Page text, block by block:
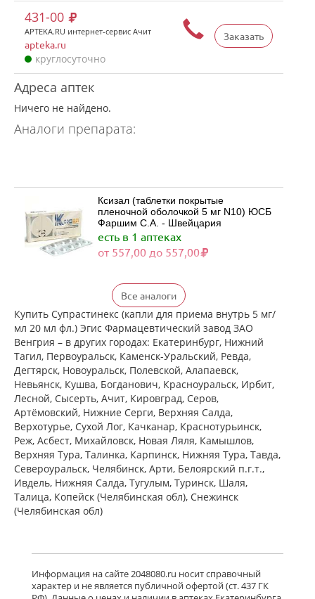
Заказать
431-00
APTEKA.RU интернет-сервис Ачит
apteka.ru
круглосуточно
Адреса аптек
Ничего не найдено.
Аналоги препарата:
Ксизал (таблетки покрытые
пленочной оболочкой 5 мг N10) ЮСБ
Фаршим С.А. - Швейцария
есть в 1 аптеках
от 557,00 до 557,00
Ксизал (таблетки покрытые
пленочной оболочкой 5 мг N14) ЮСБ
Фаршим С.А. - Швейцария
есть в 1 аптеках
от 727,00 до 727,00
Ксизал (таблетки покрытые
пленочной оболочкой 5 мг N7) ЮСБ
Фаршим С.А. - Швейцария
есть в 1 аптеках
от 442,00 до 442,00
Ксизал (капли для приема внутрь 5
мг/мл 10 мл, флакон-капельница)
ЮСБ Фаршим С.А., Эйсика
Фармасьютикалз С.р.Л. - Италия
есть в 1 аптеках
Гленцет (таблетки покрытые
пленочной оболочкой 5 мг N10)
Гленмарк Дженерикс Лимитед -
Индия
Все аналоги
Купить Супрастинекс (капли для приема внутрь 5 мг/
мл 20 мл фл.) Эгис Фармацевтический завод ЗАО
Венгрия – в других городах: Екатеринбург, Нижний
Тагил, Первоуральск, Каменск-Уральский, Ревда,
Дегтярск, Новоуральск, Полевской, Алапаевск,
Невьянск, Кушва, Богданович, Красноуральск, Ирбит,
Лесной, Сысерть, Ачит, Кировград, Серов,
Артёмовский, Нижние Cерги, Верхняя Салда,
Верхотурье, Сухой Лог, Качканар, Краснотурьинск,
Реж, Асбест, Михайловск, Новая Ляля, Камышлов,
Верхняя Тура, Талинка, Карпинск, Нижняя Тура, Тавда,
Североуральск, Челябинск, Арти, Белоярский п.г.т.,
Ивдель, Нижняя Салда, Тугулым, Туринск, Шаля,
Талица, Копейск (Челябинская обл), Снежинск
(Челябинская обл)
Информация на сайте 2048080.ru носит справочный
характер и не является публичной офертой (ст. 437 ГК